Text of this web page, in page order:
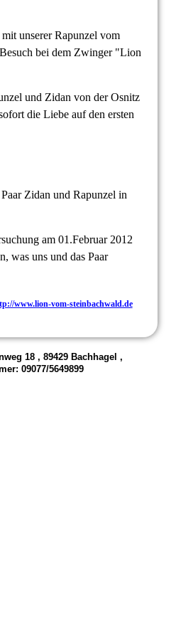
unserer Rapunzel vom
bei dem Zwinger "Lion
und Zidan von der Osnitz
die Liebe auf den ersten
Zidan und Rapunzel in
am 01.Februar 2012
was uns und das Paar
www.lion-vom-steinbachwald.de
18 , 89429 Bachhagel ,
09077/5649899